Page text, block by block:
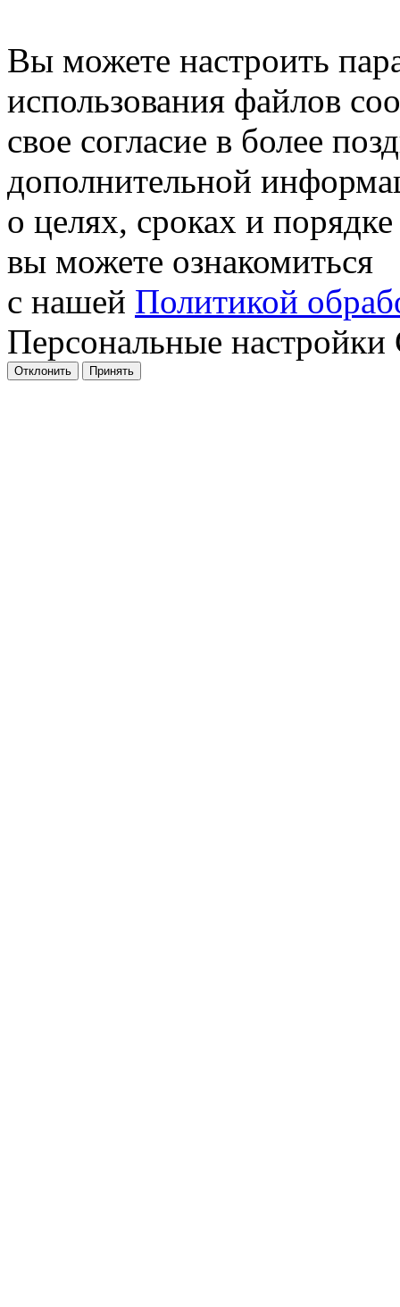
Вы можете настроить
использования файлов
свое согласие в более
дополнительной
о целях, сроках и
вы можете ознакомиться
с нашей Политикой
Персональные настройки
Отклонить Принять